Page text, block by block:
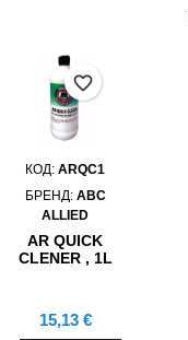
КОД:ARQC1
БРЕНД: ABC
ALLIED
AR QUICK
CLENER , 1L
Цена
15,13 €
favorite_border